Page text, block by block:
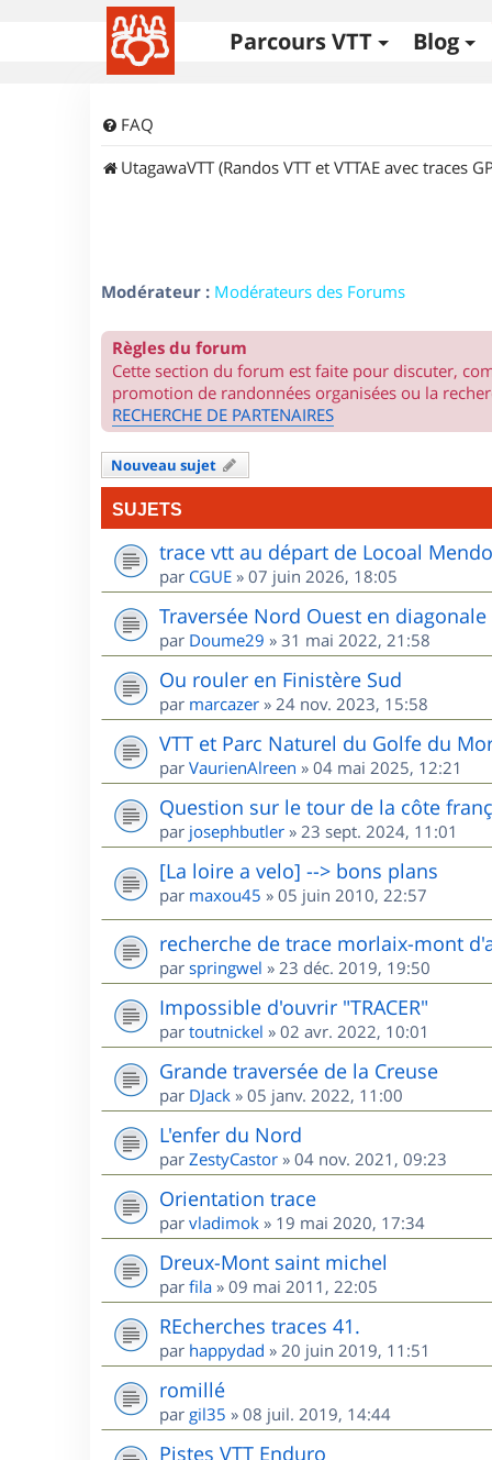
Parcours VTT Blog
FAQ
UtagawaVTT (Randos VTT et VTTAE avec traces
Modérateur : Modérateurs des Forums
Règles du forum
Cette section du forum est faite pour discuter,
promotion de randonnées organisées ou la
RECHERCHE DE PARTENAIRES
Nouveau sujet
SUJETS
trace vtt au départ de Locoal
par CGUE » 07 juin 2026, 18:05
Traversée Nord Ouest en diagonale
par Doume29 » 31 mai 2022, 21:58
Ou rouler en Finistère Sud
par marcazer » 24 nov. 2023, 15:58
VTT et Parc Naturel du Golfe du
par VaurienAlreen » 04 mai 2025, 12:21
Question sur le tour de la côte
par josephbutler » 23 sept. 2024, 11:01
[La loire a velo] --> bons plans
par maxou45 » 05 juin 2010, 22:57
recherche de trace morlaix-mont
par springwel » 23 déc. 2019, 19:50
Impossible d'ouvrir "TRACER"
par toutnickel » 02 avr. 2022, 10:01
Grande traversée de la Creuse
par DJack » 05 janv. 2022, 11:00
L'enfer du Nord
par ZestyCastor » 04 nov. 2021, 09:23
Orientation trace
par vladimok » 19 mai 2020, 17:34
Dreux-Mont saint michel
par fila » 09 mai 2011, 22:05
REcherches traces 41.
par happydad » 20 juin 2019, 11:51
romillé
par gil35 » 08 juil. 2019, 14:44
Pistes VTT Enduro